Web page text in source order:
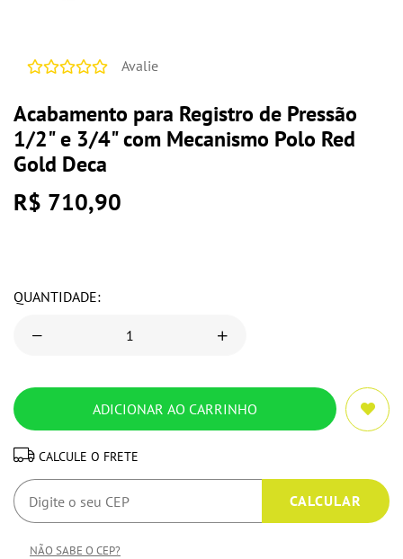
Avalie
Acabamento para Registro de Pressão
1/2" e 3/4" com Mecanismo Polo Red
Gold Deca
R$ 710,90
QUANTIDADE:
CALCULE O FRETE
NÃO SABE O CEP?